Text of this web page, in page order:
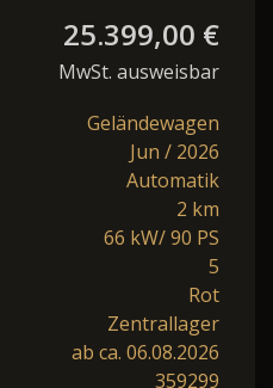
25.399,00 €
MwSt. ausweisbar
Geländewagen
Jun / 2026
Automatik
2 km
66 kW/ 90 PS
5
Rot
Zentrallager
ab ca. 06.08.2026
359299